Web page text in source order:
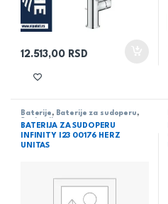
12.513,00 RSD
Baterije , Baterije za sudoperu ,
Sanitarija
BATERIJA ZA SUDOPERU
INFINITY I23 00176 HERZ
UNITAS